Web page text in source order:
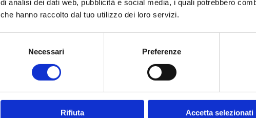
di analisi dei dati web, pubblicità e social media, i quali potrebbero
che hanno raccolto dal tuo utilizzo dei loro servizi.
Necessari Preferenze
Rifiuta Accetta selezionati
ISCRIVITI ALLA
Altre